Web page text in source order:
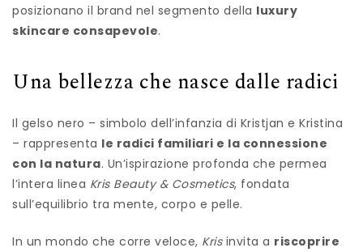
posizionano il brand nel segmento della luxury
skincare consapevole.
Una bellezza che nasce dalle radici
Il gelso nero – simbolo dell’infanzia di Kristjan e Kristina
– rappresenta le radici familiari e la connessione
con la natura. Un’ispirazione profonda che permea
l’intera linea Kris Beauty & Cosmetics, fondata
sull’equilibrio tra mente, corpo e pelle.
In un mondo che corre veloce, Krisinvita a riscoprire